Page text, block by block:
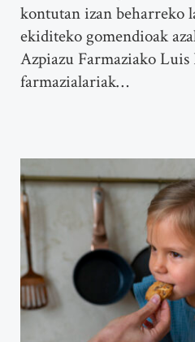
kontutan izan beharreko
ekiditeko gomendioak
Azpiazu Farmaziako Luis
farmazialariak…